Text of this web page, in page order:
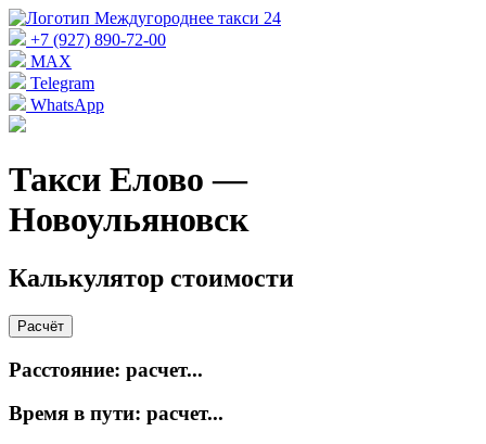
+7 (927) 890-72-00
MAX
Telegram
WhatsApp
Такси Елово —
Новоульяновск
Калькулятор стоимости
Расчёт
Расстояние: расчет...
Время в пути: расчет...